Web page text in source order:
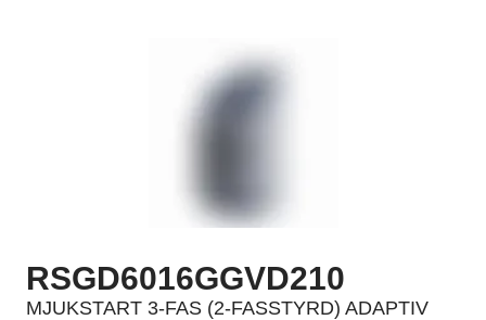
RSGD6016GGVD210
MJUKSTART 3-FAS (2-FASSTYRD) ADAPTIV